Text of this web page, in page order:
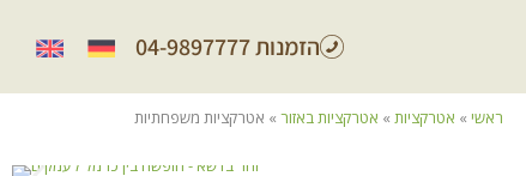
הזמנות 04-9897777
ראשי » אטרקציות » אטרקציות באזור » אטרקציות משפחתיות